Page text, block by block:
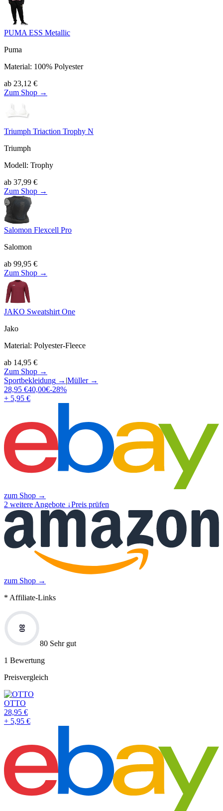
PUMA ESS Metallic
Puma
Material: 100% Polyester
ab 23,12 €
Zum Shop →
Triumph Triaction Trophy N
Triumph
Modell: Trophy
ab 37,99 €
Zum Shop →
Salomon Flexcell Pro
Salomon
ab 99,95 €
Zum Shop →
JAKO Sweatshirt One
Jako
Material: Polyester-Fleece
ab 14,95 €
Zum Shop →
Sportbekleidung → |Müller→
28,95 €40,00€-28%
+ 5,95 €
zum Shop →
2 weitere Angebote ↓Preis prüfen
zum Shop →
* Affiliate-Links
80
80 Sehr gut
1 Bewertung
Preisvergleich
OTTO
28,95 €
+ 5,95 €